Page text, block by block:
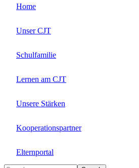
Home
Unser CJT
Schulfamilie
Lernen am CJT
Unsere Stärken
Kooperationspartner
Elternportal